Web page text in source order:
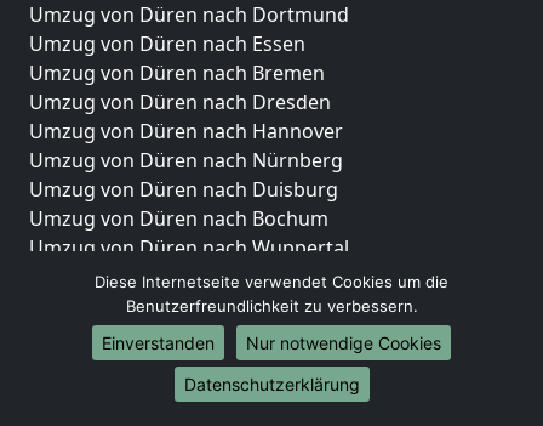
Umzug von Düren nach Dortmund
Umzug von Düren nach Essen
Umzug von Düren nach Bremen
Umzug von Düren nach Dresden
Umzug von Düren nach Hannover
Umzug von Düren nach Nürnberg
Umzug von Düren nach Duisburg
Umzug von Düren nach Bochum
Umzug von Düren nach Wuppertal
Umzug von Düren nach Bielefeld
Umzug von Düren nach Bonn
Umzug von Düren nach Münster
Internationale-Umzüge
Diese Internetseite verwendet Cookies um die
Benutzerfreundlichkeit zu verbessern.
Einverstanden
Nur notwendige Cookies
Datenschutzerklärung